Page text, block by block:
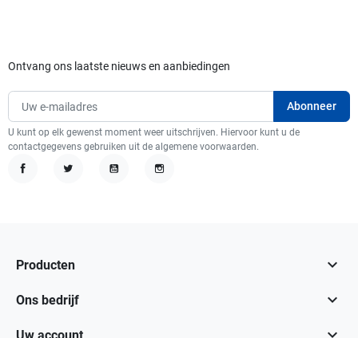
Ontvang ons laatste nieuws en aanbiedingen
U kunt op elk gewenst moment weer uitschrijven. Hiervoor kunt u de
contactgegevens gebruiken uit de algemene voorwaarden.
Producten 
Ons bedrijf 